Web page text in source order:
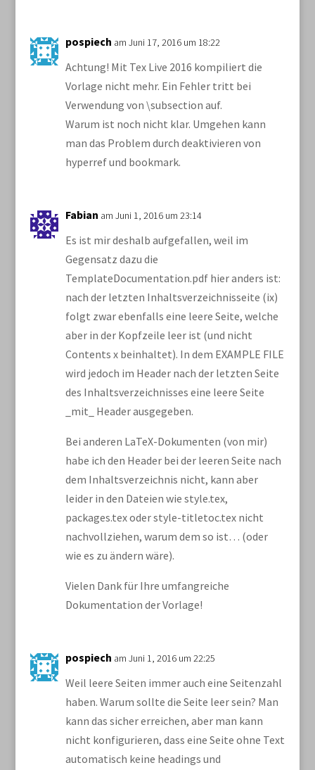
pospiech am Juni 17, 2016 um 18:22
Achtung! Mit Tex Live 2016 kompiliert die
Vorlage nicht mehr. Ein Fehler tritt bei
Verwendung von \subsection auf.
Warum ist noch nicht klar. Umgehen kann
man das Problem durch deaktivieren von
hyperref und bookmark.
Fabian am Juni 1, 2016 um 23:14
Es ist mir deshalb aufgefallen, weil im
Gegensatz dazu die
TemplateDocumentation.pdf hier anders ist:
nach der letzten Inhaltsverzeichnisseite (ix)
folgt zwar ebenfalls eine leere Seite, welche
aber in der Kopfzeile leer ist (und nicht
Contents x beinhaltet). In dem EXAMPLE FILE
wird jedoch im Header nach der letzten Seite
des Inhaltsverzeichnisses eine leere Seite
_mit_ Header ausgegeben.
Bei anderen LaTeX-Dokumenten (von mir)
habe ich den Header bei der leeren Seite nach
dem Inhaltsverzeichnis nicht, kann aber
leider in den Dateien wie style.tex,
packages.tex oder style-titletoc.tex nicht
nachvollziehen, warum dem so ist… (oder
wie es zu ändern wäre).
Vielen Dank für Ihre umfangreiche
Dokumentation der Vorlage!
pospiech am Juni 1, 2016 um 22:25
Weil leere Seiten immer auch eine Seitenzahl
haben. Warum sollte die Seite leer sein? Man
kann das sicher erreichen, aber man kann
nicht konfigurieren, dass eine Seite ohne Text
automatisch keine headings und